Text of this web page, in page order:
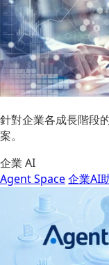
針對企業各成長階段
案。
企業 AI
Agent Space企業AI